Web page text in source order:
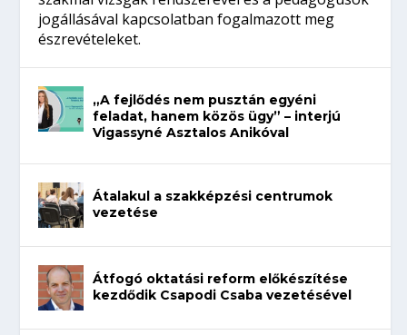
jogállásával kapcsolatban fogalmazott meg
észrevételeket.
„A fejlődés nem pusztán egyéni
feladat, hanem közös ügy” – interjú
Vigassyné Asztalos Anikóval
Átalakul a szakképzési centrumok
vezetése
Átfogó oktatási reform előkészítése
kezdődik Csapodi Csaba vezetésével